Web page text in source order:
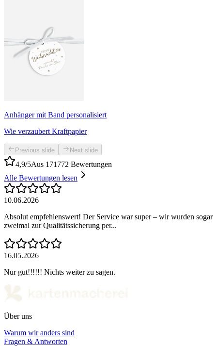
Anhänger mit Band personalisiert
Wie verzaubert Kraftpapier
Previous slide Next slide
4,9/5Aus 171772 Bewertungen
Alle Bewertungen lesen
10.06.2026
Absolut empfehlenswert! Der Service war super – wir wurden sogar
zweimal zur Qualitätssicherung per...
16.05.2026
Nur gut!!!!!! Nichts weiter zu sagen.
Über uns
Warum wir anders sind
Fragen & Antworten